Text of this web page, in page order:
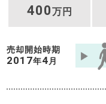
400万円
売却開始時期
2017年4 月